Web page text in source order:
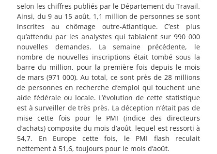
selon les chiffres publiés par le Département du Travail.
Ainsi, du 9 au 15 août, 1,1 million de personnes se sont
inscrites au chômage outre-Atlantique. C’est plus
qu’attendu par les analystes qui tablaient sur 990 000
nouvelles demandes. La semaine précédente, le
nombre de nouvelles inscriptions était tombé sous la
barre du million, pour la première fois depuis le mois
de mars (971 000). Au total, ce sont près de 28 millions
de personnes en recherche d’emploi qui touchent une
aide fédérale ou locale. L’évolution de cette statistique
est à surveiller de très près. La déception n’était pas de
mise cette fois pour le PMI (indice des directeurs
d’achats) composite du mois d’août, lequel est ressorti à
54,7. En Europe cette fois, le PMI flash reculait
nettement à 51,6, toujours pour le mois d’août.